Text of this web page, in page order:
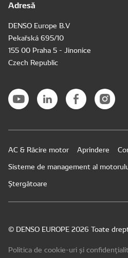
Adresă
DENSO Europe B.V
Pekařská 695/10
155 00 Praha 5 - Jinonice
Czech Republic
AC & Răcire motor Aprindere
Sisteme de management al
Ștergătoare
© DENSO EUROPE 2026 Toate
Politica de cookie-uri și